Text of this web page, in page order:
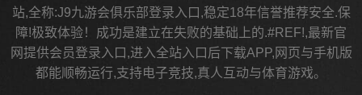
站,全称:J9九游会俱乐部登录入口,稳定18年信誉推荐安全.保
障!极致体验！成功是建立在失败的基础上的.#REF!,最新官
网提供会员登录入口,进入全站入口后下载APP,网页与手机版
都能顺畅运行,支持电子竞技,真人互动与体育游戏。